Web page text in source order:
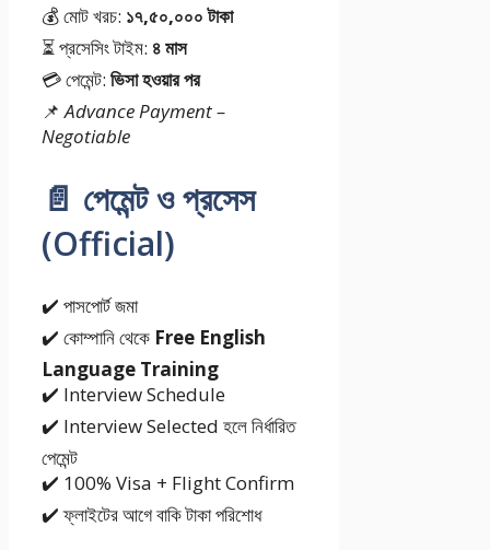
💰 মোট খরচ: ১৭,৫০,০০০ টাকা
⏳ প্রসেসিং টাইম: ৪ মাস
💳 পেমেন্ট: ভিসা হওয়ার পর
📌Advance Payment –
Negotiable
📄 পেমেন্ট ও প্রসেস
(Official)
✔️ পাসপোর্ট জমা
✔️ কোম্পানি থেকে Free English
Language Training
✔️ Interview Schedule
✔️ Interview Selected হলে নির্ধারিত
পেমেন্ট
✔️ 100% Visa + Flight Confirm
✔️ ফ্লাইটের আগে বাকি টাকা পরিশোধ